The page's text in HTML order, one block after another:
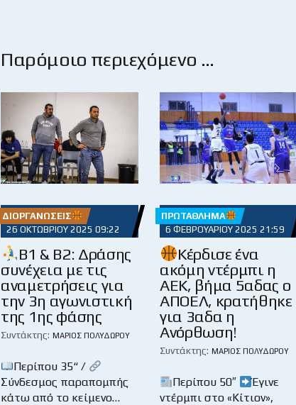
Παρόμοιο περιεχόμενο …
ΔΙΟΡΓΑΝΏΣΕΙΣ
26 ΟΚΤΩΒΡΊΟΥ 2025 09:22
Β1 & Β2: Δράσης
συνέχεια με τις
αναμετρήσεις για
την 3η αγωνιστική
της 1ης φάσης
Συντάκτης: ΜΆΡΙΟΣ ΠΟΛΥΔΏΡΟΥ
Περίπου 35“ /
Σύνδεσμος παραπομπής
κάτω από το κείμενο…
ΠΡΩΤΆΘΛΗΜΑ
6 ΦΕΒΡΟΥΑΡΊΟΥ 2025 21:59
Κέρδισε ένα
ακόμη ντέρμπι η
ΑΕΚ, βήμα 5αδας ο
ΑΠΟΕΛ, κρατήθηκε
για 3αδα η
Ανόρθωση!
Συντάκτης: ΜΆΡΙΟΣ ΠΟΛΥΔΏΡΟΥ
Περίπου 50″
Έγινε
ντέρμπι στο «Κίτιον»,